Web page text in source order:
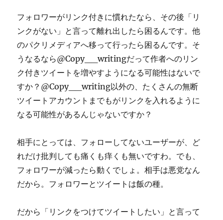
フォロワーがリンク付きに慣れたなら、その後「リ
ンクがない」と言って離れ出したら困るんです。他
のパクリメディアへ移って行ったら困るんです。そ
うなるなら@Copy__writingだって作者へのリン
ク付きツイートを増やすようになる可能性はないで
すか？@Copy__writing以外の、たくさんの無断
ツイートアカウントまでもがリンクを入れるように
なる可能性があるんじゃないですか？
相手にとっては、フォローしてないユーザーが、ど
れだけ批判しても痛くも痒くも無いですわ。でも、
フォロワーが減ったら動くでしょ。相手は悪党なん
だから。フォロワーとツイートは飯の種。
だから「リンクをつけてツイートしたい」と言って